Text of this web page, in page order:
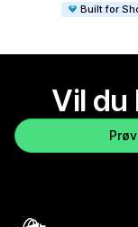
Built for
Vil du